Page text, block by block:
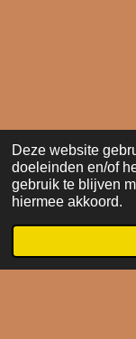
Deze website
doeleinden en/of
gebruik te blijven
hiermee akkoord.